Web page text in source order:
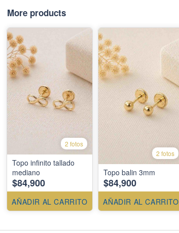
More products
2 fotos
Topo infinito tallado
mediano
$84,900
AÑADIR AL CARRITO
2 fotos
Topo balin 3mm
$84,900
AÑADIR AL CARRITO